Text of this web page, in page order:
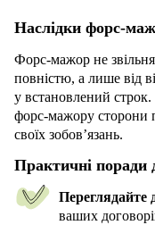
Наслідки форс-
Форс-мажор не
повністю, а лише від
у встановлений
форс-мажору сторони
своїх зобов’язань.
Практичні поради
Переглядайте
ваших